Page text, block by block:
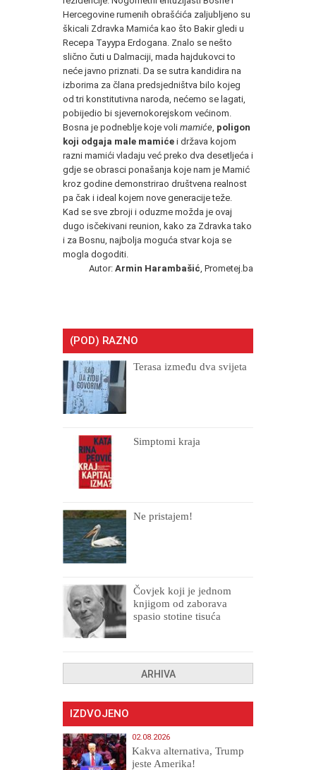
Hercegovine rumenih obrašćića zaljubljeno su
škicali Zdravka Mamića kao što Bakir gledi u
Recepa Tayypa Erdogana. Znalo se nešto
slično čuti u Dalmaciji, mada hajdukovci to
neće javno priznati. Da se sutra kandidira na
izborima za člana predsjedništva bilo kojeg
od tri konstitutivna naroda, nećemo se lagati,
pobijedio bi sjevernokorejskom većinom.
Bosna je podneblje koje voli mamiće poligon
koji odgaja male mamiće i država kojom
razni mamići vladaju već preko dva desetljeća i
gdje se obrasci ponašanja koje nam je Mamić
kroz godine demonstrirao društvena realnost
pa čak i ideal kojem nove generacije teže.
Kad se sve zbroji i oduzme možda je ovaj
dugo isčekivani reunion, kako za Zdravka tako
i za Bosnu, najbolja moguća stvar koja se
mogla dogoditi.
Autor: Armin Harambašić , Prometej.ba
(POD) RAZNO
Terasa između dva svijeta
Simptomi kraja
Ne pristajem!
Čovjek koji je jednom
knjigom od zaborava
spasio stotine tisuća
ARHIVA
IZDVOJENO
02.08.2026
Kakva alternativa, Trump
jeste Amerika!